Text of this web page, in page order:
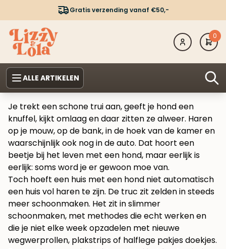
Gratis verzending vanaf €50,-
0
ALLE ARTIKELEN
Je trekt een schone trui aan, geeft je hond een
knuffel, kijkt omlaag en daar zitten ze alweer. Haren
op je mouw, op de bank, in de hoek van de kamer en
waarschijnlijk ook nog in de auto. Dat hoort een
beetje bij het leven met een hond, maar eerlijk is
eerlijk: soms word je er gewoon moe van.
Toch hoeft een huis met een hond niet automatisch
een huis vol haren te zijn. De truc zit zelden in steeds
meer schoonmaken. Het zit in slimmer
schoonmaken, met methodes die echt werken en
die je niet elke week opzadelen met nieuwe
wegwerprollen, plakstrips of halflege pakjes doekjes.